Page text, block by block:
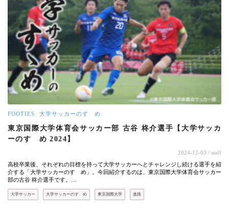
FOOTIES 大学サッカーのすゝめ
東京国際大学体育会サッカー部 古谷 柊介選手【大学サッカ
ーのすゝめ 2024】
2024-12-03 / staff
高校卒業後、それぞれの目標を持って大学サッカーへとチャレンジし続ける選手を紹
介する「大学サッカーのすゝめ」。今回紹介するのは、東京国際大学体育会サッカー
部の古谷 柊介選手です。…
大学サッカー 大学サッカーのすゝめ 東京国際大学 進路